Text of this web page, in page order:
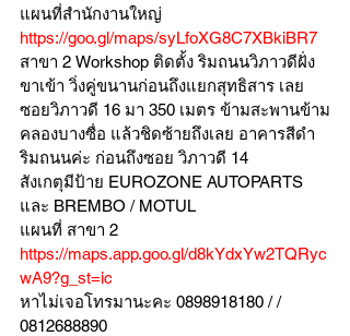
แผนที่สำนักงานใหญ่
https://goo.gl/maps/syLfoXG8C7XBkiBR7
สาขา 2 Workshop ติดตั้ง ริมถนนวิภาวดีฝั่ง
ขาเข้า วิ่งคู่ขนานก่อนถึงแยกสุทธิสาร เลย
ซอยวิภาวดี 16 มา 350 เมตร ข้ามสะพานข้าม
คลองบางซื่อ แล้วชิดซ้ายถึงเลย อาคารสีดำ
ริมถนนค่ะ ก่อนถึงซอย วิภาวดี 14
สังเกตุมีป้าย EUROZONE AUTOPARTS
และ BREMBO / MOTUL
แผนที่ สาขา 2
https://maps.app.goo.gl/d8kYdxYw2TQRyc
wA9?g_st=ic
หาไม่เจอโทรมานะคะ 0898918180 / /
0812688890